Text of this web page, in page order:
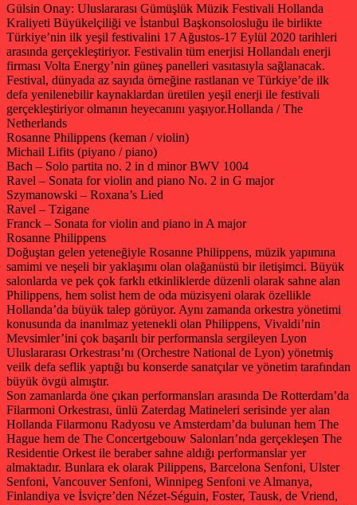
Gülsin Onay: Uluslararası Gümüşlük Müzik Festivali Hollanda
Kraliyeti Büyükelçiliği ve İstanbul Başkonsolosluğu ile birlikte
Türkiye’nin ilk yeşil festivalini 17 Ağustos-17 Eylül 2020 tarihleri
arasında gerçekleştiriyor. Festivalin tüm enerjisi Hollandalı enerji
firması Volta Energy’nin güneş panelleri vasıtasıyla sağlanacak.
Festival, dünyada az sayıda örneğine rastlanan ve Türkiye’de ilk
defa yenilenebilir kaynaklardan üretilen yeşil enerji ile festivali
gerçekleştiriyor olmanın heyecanını yaşıyor.Hollanda / The
Netherlands
Rosanne Philippens (keman / violin)
Michail Lifits (piyano / piano)
Bach – Solo partita no. 2 in d minor BWV 1004
Ravel – Sonata for violin and piano No. 2 in G major
Szymanowski – Roxana’s Lied
Ravel – Tzigane
Franck – Sonata for violin and piano in A major
Rosanne Philippens
Doğuştan gelen yeteneğiyle Rosanne Philippens, müzik yapımına
samimi ve neşeli bir yaklaşımı olan olağanüstü bir iletişimci. Büyük
salonlarda ve pek çok farklı etkinliklerde düzenli olarak sahne alan
Philippens, hem solist hem de oda müzisyeni olarak özellikle
Hollanda’da büyük talep görüyor. Aynı zamanda orkestra yönetimi
konusunda da inanılmaz yetenekli olan Philippens, Vivaldi’nin
Mevsimler’ini çok başarılı bir performansla sergileyen Lyon
Uluslararası Orkestrası’nı (Orchestre National de Lyon) yönetmiş
veilk defa seflik yaptığı bu konserde sanatçılar ve yönetim tarafından
büyük övgü almıştır.
Son zamanlarda öne çıkan performansları arasında De Rotterdam’da
Filarmoni Orkestrası, ünlü Zaterdag Matineleri serisinde yer alan
Hollanda Filarmonu Radyosu ve Amsterdam’da bulunan hem The
Hague hem de The Concertgebouw Salonları’nda gerçekleşen The
Residentie Orkest ile beraber sahne aldığı performanslar yer
almaktadır. Bunlara ek olarak Pilippens, Barcelona Senfoni, Ulster
Senfoni, Vancouver Senfoni, Winnipeg Senfoni ve Almanya,
Finlandiya ve İsviçre’den Nézet-Séguin, Foster, Tausk, de Vriend,